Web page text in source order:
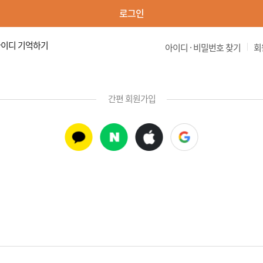
로그인
디 기억하기 |
아이디 · 비밀번호 찾기
간편 회원가입